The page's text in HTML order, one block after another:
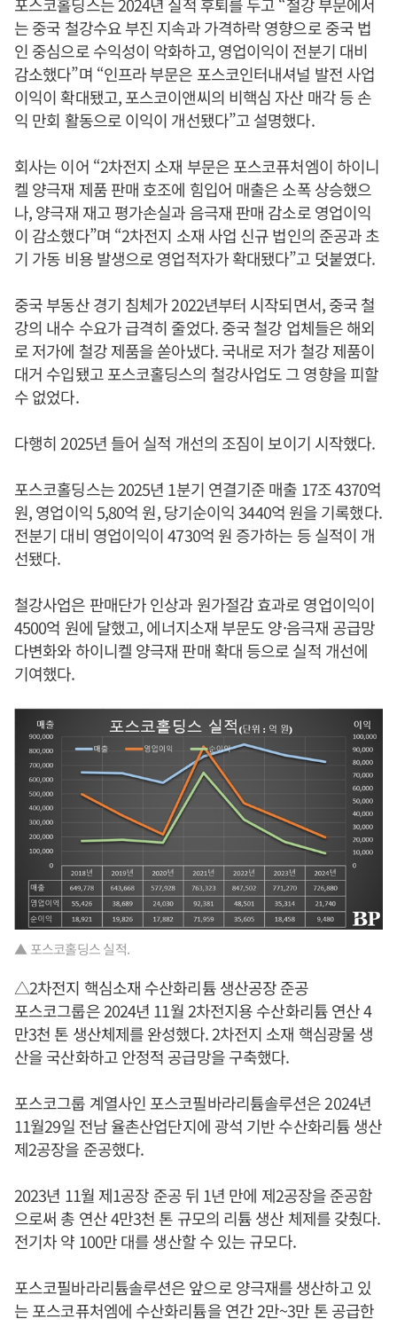
는 중국 철강수요 부진 지속과 가격하락 영향으로 중국 법
인 중심으로 수익성이 악화하고, 영업이익이 전분기 대비
감소했다”며 “인프라 부문은 포스코인터내셔널 발전 사업
이익이 확대됐고, 포스코이앤씨의 비핵심 자산 매각 등 손
익 만회 활동으로 이익이 개선됐다”고 설명했다.
회사는 이어 “2차전지 소재 부문은 포스코퓨처엠이 하이니
켈 양극재 제품 판매 호조에 힘입어 매출은 소폭 상승했으
나, 양극재 재고 평가손실과 음극재 판매 감소로 영업이익
이 감소했다”며 “2차전지 소재 사업 신규 법인의 준공과 초
기 가동 비용 발생으로 영업적자가 확대됐다”고 덧붙였다.
중국 부동산 경기 침체가 2022년부터 시작되면서, 중국 철
강의 내수 수요가 급격히 줄었다. 중국 철강 업체들은 해외
로 저가에 철강 제품을 쏟아냈다. 국내로 저가 철강 제품이
대거 수입됐고 포스코홀딩스의 철강사업도 그 영향을 피할
수 없었다.
다행히 2025년 들어 실적 개선의 조짐이 보이기 시작했다.
포스코홀딩스는 2025년 1분기 연결기준 매출 17조 4370억
원, 영업이익 5,80억 원, 당기순이익 3440억 원을 기록했다.
전분기 대비 영업이익이 4730억 원 증가하는 등 실적이 개
선됐다.
철강사업은 판매단가 인상과 원가절감 효과로 영업이익이
4500억 원에 달했고, 에너지소재 부문도 양·음극재 공급망
다변화와 하이니켈 양극재 판매 확대 등으로 실적 개선에
기여했다.
▲ 포스코홀딩스 실적.
△2차전지 핵심소재 수산화리튬 생산공장 준공
포스코그룹은 2024년 11월 2차전지용 수산화리튬 연산 4
만3천 톤 생산체제를 완성했다. 2차전지 소재 핵심광물 생
산을 국산화하고 안정적 공급망을 구축했다.
포스코그룹 계열사인 포스코필바라리튬솔루션은 2024년
11월29일 전남 율촌산업단지에 광석 기반 수산화리튬 생산
제2공장을 준공했다.
2023년 11월 제1공장 준공 뒤 1년 만에 제2공장을 준공함
으로써 총 연산 4만3천 톤 규모의 리튬 생산 체제를 갖췄다.
전기차 약 100만 대를 생산할 수 있는 규모다.
포스코필바라리튬솔루션은 앞으로 양극재를 생산하고 있
는 포스코퓨처엠에 수산화리튬을 연간 2만~3만 톤 공급한